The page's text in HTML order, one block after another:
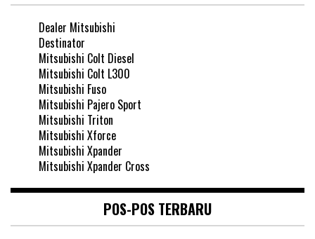
Dealer Mitsubishi
Destinator
Mitsubishi Colt Diesel
Mitsubishi Colt L300
Mitsubishi Fuso
Mitsubishi Pajero Sport
Mitsubishi Triton
Mitsubishi Xforce
Mitsubishi Xpander
Mitsubishi Xpander Cross
POS-POS TERBARU